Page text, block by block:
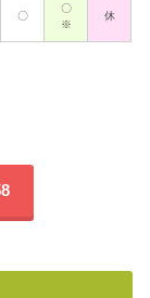
〇
〇
※
休